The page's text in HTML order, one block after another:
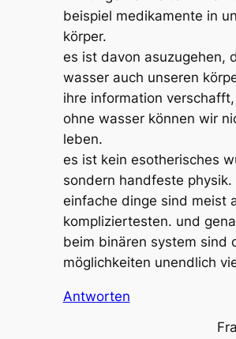
beispiel medikamente in
körper.
es ist davon asuzugehen,
wasser auch unseren
ihre information
ohne wasser können wir
leben.
es ist kein esotherisches
sondern handfeste physik.
einfache dinge sind meist
kompliziertesten. und
beim binären system sind
möglichkeiten unendlich
Antworten